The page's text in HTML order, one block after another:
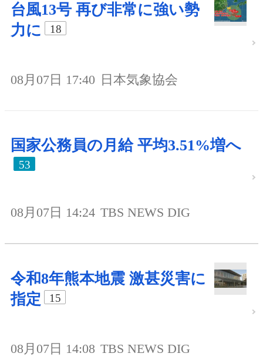
台風13号 再び非常に強い勢
力に
18
08月07日 17:40 日本気象協会
国家公務員の月給 平均3.51%増へ
53
08月07日 14:24 TBS NEWS DIG
令和8年熊本地震 激甚災害に
指定
15
08月07日 14:08 TBS NEWS DIG